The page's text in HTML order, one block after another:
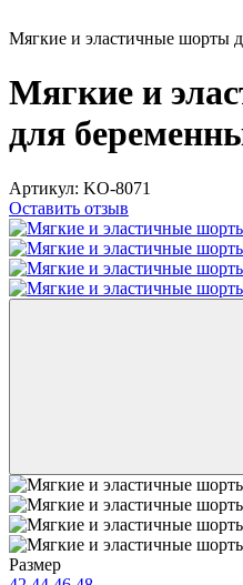
Мягкие и эластичные шорты
Мягкие и
для
Артикул: KO-8071
Оставить отзыв
Размер